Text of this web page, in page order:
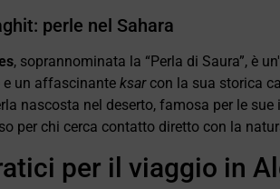
perle nel Sahara
, soprannominata la “Perla di Saura”, è
un affascinante ksarcon la sua storica
nascosta nel deserto, famosa per le
per chi cerca contatto diretto con la
per il viaggio in